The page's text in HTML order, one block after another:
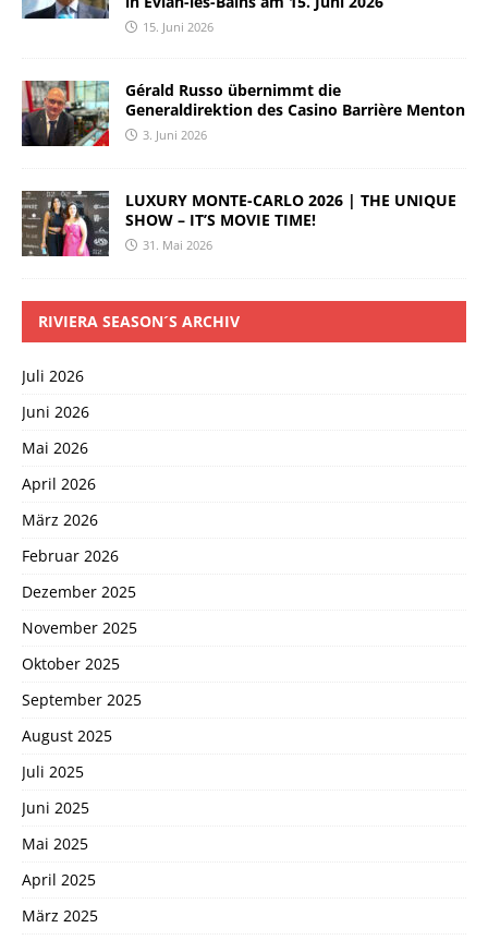
15. Juni 2026
Gérald Russo übernimmt die
Generaldirektion des Casino Barrière Menton
3. Juni 2026
LUXURY MONTE-CARLO 2026 | THE UNIQUE
SHOW – IT’S MOVIE TIME!
31. Mai 2026
RIVIERA SEASON´S ARCHIV
Juli 2026
Juni 2026
Mai 2026
April 2026
März 2026
Februar 2026
Dezember 2025
November 2025
Oktober 2025
September 2025
August 2025
Juli 2025
Juni 2025
Mai 2025
April 2025
März 2025